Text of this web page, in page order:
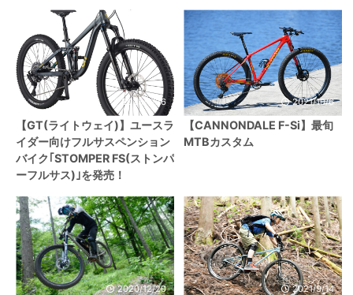
2023/4/26
【GT(ライトウェイ)】ユースラ
イダー向けフルサスペンション
バイク｢STOMPER FS(ストンパ
ーフルサス)｣を発売！
2021/10/6
【CANNONDALE F-Si】最旬
MTBカスタム
2020/12/20 2021/9/14